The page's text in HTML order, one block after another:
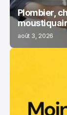
Plombier,
août 3, 2026